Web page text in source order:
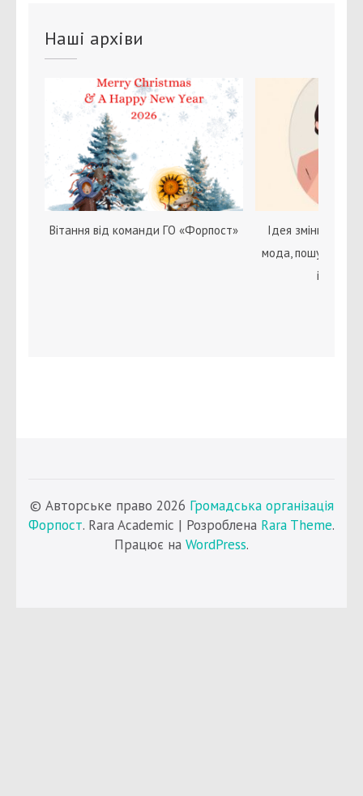
Наші архіви
Вітання від команди ГО «Форпост»
Ідея зміни статі
мода, пошук себе
© Авторське право 2026 Громадська організація
Форпост. Rara Academic | Розроблена Rara Theme.
Працює на WordPress.